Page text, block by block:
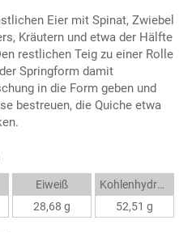
Eier mit Spinat, Zwiebel
Kräutern und etwa der Hälfte
restlichen Teig zu einer Rolle
Springform damit
in die Form geben und
bestreuen, die Quiche etwa
Eiweiß
28,68 g
Kohlenhydrate
52,51 g